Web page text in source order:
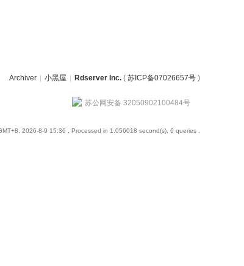
Archiver 小黑屋 Rdserver Inc. ( 苏ICP备07026657号 )
苏公网安备 32050902100484号
2026-8-9 15:36 , Processed in 1.056018 second(s), 6 queries .